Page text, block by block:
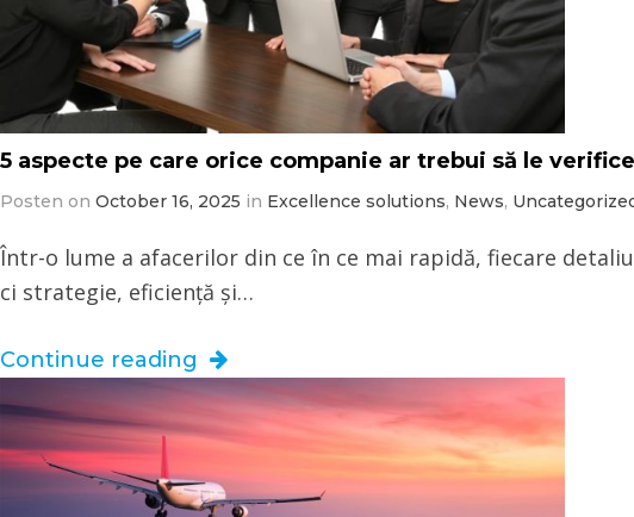
5 aspecte pe care orice companie ar trebui să le
Posten on October 16, 2025 in Excellence solutions, News,
Într-o lume a afacerilor din ce în ce mai rapidă, fiecare
ci strategie, eficiență și…
Continue reading